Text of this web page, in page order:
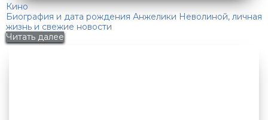
Кино
Биография и дата рождения Анжелики Неволиной, личная
жизнь и свежие новости
Читать далее